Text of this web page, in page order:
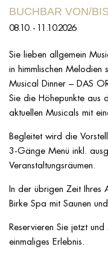
BUCHBAR VON/BIS
08.10. - 11.10.2026
Sie lieben allgemein
in himmlischen
Musical Dinner – DAS
Sie die Höhepunkte aus
aktuellen Musicals mit
Begleitet wird die
3-Gänge Menü inkl.
Veranstaltungsräumen.
In der übrigen Zeit Ihres
Birke Spa mit Saunen
Reservieren Sie jetzt
einmaliges Erlebnis.